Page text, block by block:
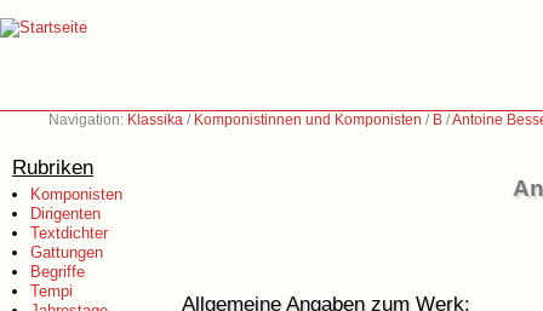
Navigation: Klassika / Komponistinnen und Komponisten / B /Antoine
Rubriken
Komponisten
Dirigenten
Textdichter
Gattungen
Begriffe
Tempi
Allgemeine Angaben zum Werk: